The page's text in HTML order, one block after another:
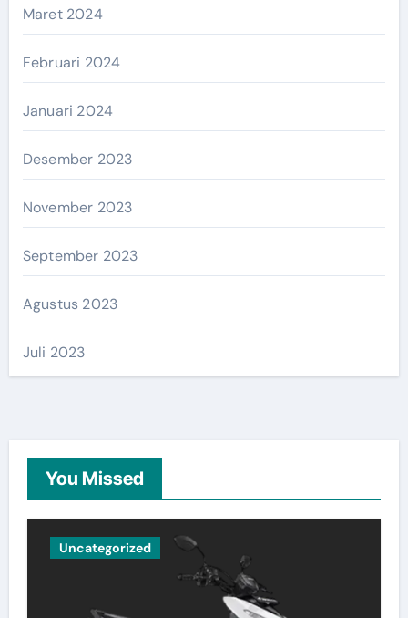
Maret 2024
Februari 2024
Januari 2024
Desember 2023
November 2023
September 2023
Agustus 2023
Juli 2023
You Missed
Uncategorized